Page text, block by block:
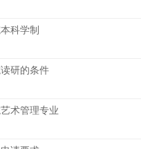
科学制
研的条件
术管理专业